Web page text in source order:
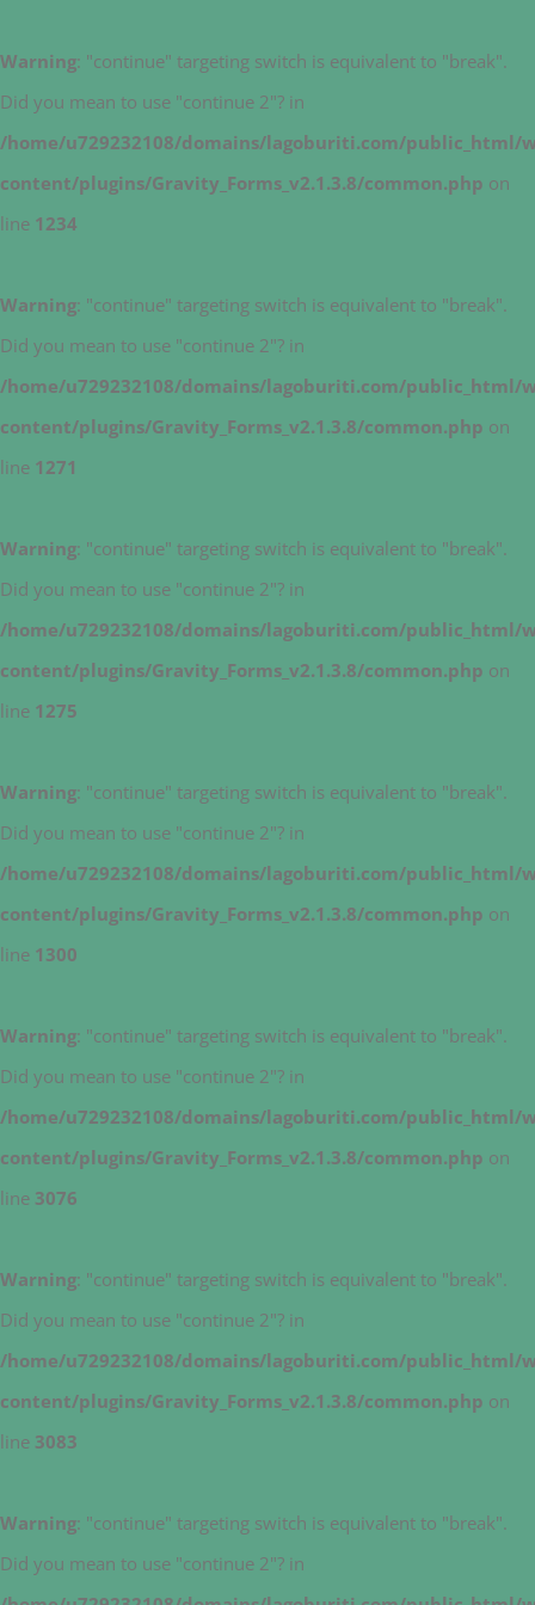
Warning: "continue" targeting switch is equivalent to "break".
Did you mean to use "continue 2"? in
/home/u729232108/domains/lagoburiti.com/public_html/
content/plugins/Gravity_Forms_v2.1.3.8/common.php on
line 1234
Warning: "continue" targeting switch is equivalent to "break".
Did you mean to use "continue 2"? in
/home/u729232108/domains/lagoburiti.com/public_html/
content/plugins/Gravity_Forms_v2.1.3.8/common.php on
line 1271
Warning: "continue" targeting switch is equivalent to "break".
Did you mean to use "continue 2"? in
/home/u729232108/domains/lagoburiti.com/public_html/
content/plugins/Gravity_Forms_v2.1.3.8/common.php on
line 1275
Warning: "continue" targeting switch is equivalent to "break".
Did you mean to use "continue 2"? in
/home/u729232108/domains/lagoburiti.com/public_html/
content/plugins/Gravity_Forms_v2.1.3.8/common.php on
line 1300
Warning: "continue" targeting switch is equivalent to "break".
Did you mean to use "continue 2"? in
/home/u729232108/domains/lagoburiti.com/public_html/
content/plugins/Gravity_Forms_v2.1.3.8/common.php on
line 3076
Warning: "continue" targeting switch is equivalent to "break".
Did you mean to use "continue 2"? in
/home/u729232108/domains/lagoburiti.com/public_html/
content/plugins/Gravity_Forms_v2.1.3.8/common.php on
line 3083
Warning: "continue" targeting switch is equivalent to "break".
Did you mean to use "continue 2"? in